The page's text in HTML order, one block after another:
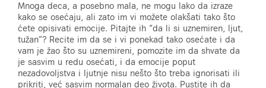
Mnoga deca, a posebno mala, ne mogu lako da izraze
kako se osećaju, ali zato im vi možete olakšati tako što
ćete opisivati emocije. Pitajte ih “da li si uznemiren, ljut,
tužan”? Recite im da se i vi ponekad tako osećate i da
vam je žao što su uznemireni, pomozite im da shvate da
je sasvim u redu osećati, i da emocije poput
nezadovoljstva i ljutnje nisu nešto što treba ignorisati ili
prikriti, već sasvim normalan deo života. Pustite ih da